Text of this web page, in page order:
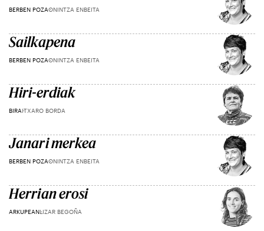
BERBEN POZAONINTZA ENBEITA
Sailkapena
BERBEN POZAONINTZA ENBEITA
Hiri-erdiak
BIRAITXARO BORDA
Janari merkea
BERBEN POZAONINTZA ENBEITA
Herrian erosi
ARKUPEANLIZAR BEGOÑA